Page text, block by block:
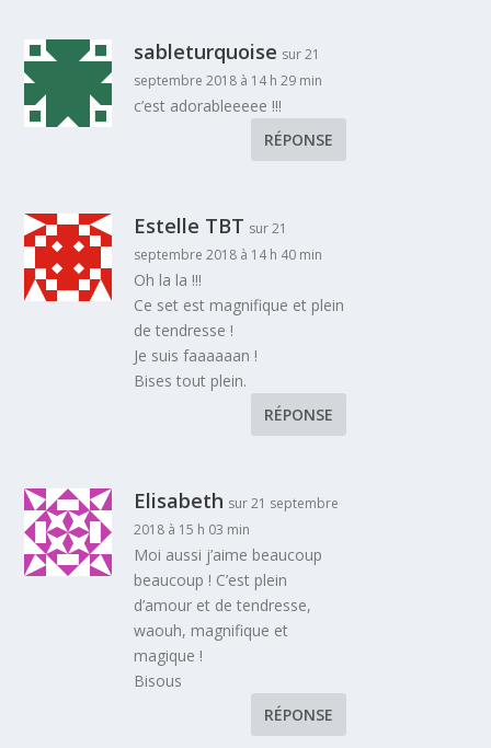
sableturquoise sur 21
septembre 2018 à 14 h 29 min
c’est adorableeeee !!!
RÉPONSE
Estelle TBT sur 21
septembre 2018 à 14 h 40 min
Oh la la !!!
Ce set est magnifique et plein
de tendresse !
Je suis faaaaaan !
Bises tout plein.
RÉPONSE
Elisabeth sur 21 septembre
2018 à 15 h 03 min
Moi aussi j’aime beaucoup
beaucoup ! C’est plein
d’amour et de tendresse,
waouh, magnifique et
magique !
Bisous
RÉPONSE